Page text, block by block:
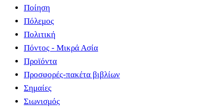
Ποίηση
Πόλεμος
Πολιτική
Πόντος - Μικρά Ασία
Προϊόντα
Προσφορές-πακέτα βιβλίων
Σημαίες
Σιωνισμός